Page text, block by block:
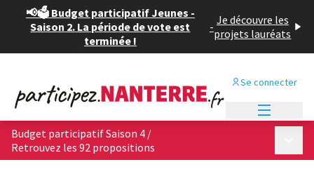
📢🗳️ Budget participatif Jeunes -
Saison 2. La période de vote est
terminée !
- Je découvre les
projets lauréats
Se connecter
Budget participatif Saison 4 /
Retrouvez les 92 propositions